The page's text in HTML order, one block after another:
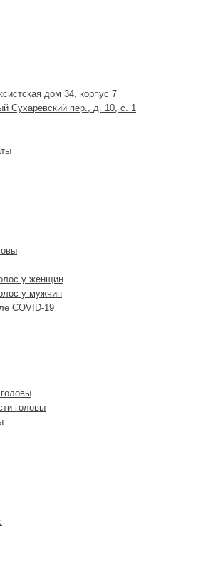
дом 34, корпус 7
Сухаревский пер., д. 10, с. 1
у женщин
у мужчин
COVID-19
головы